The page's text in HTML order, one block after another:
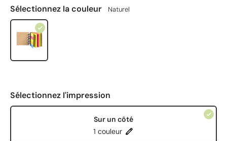
Sélectionnez la couleur Naturel
Sélectionnez l'impression
Sur un côté
1 couleur